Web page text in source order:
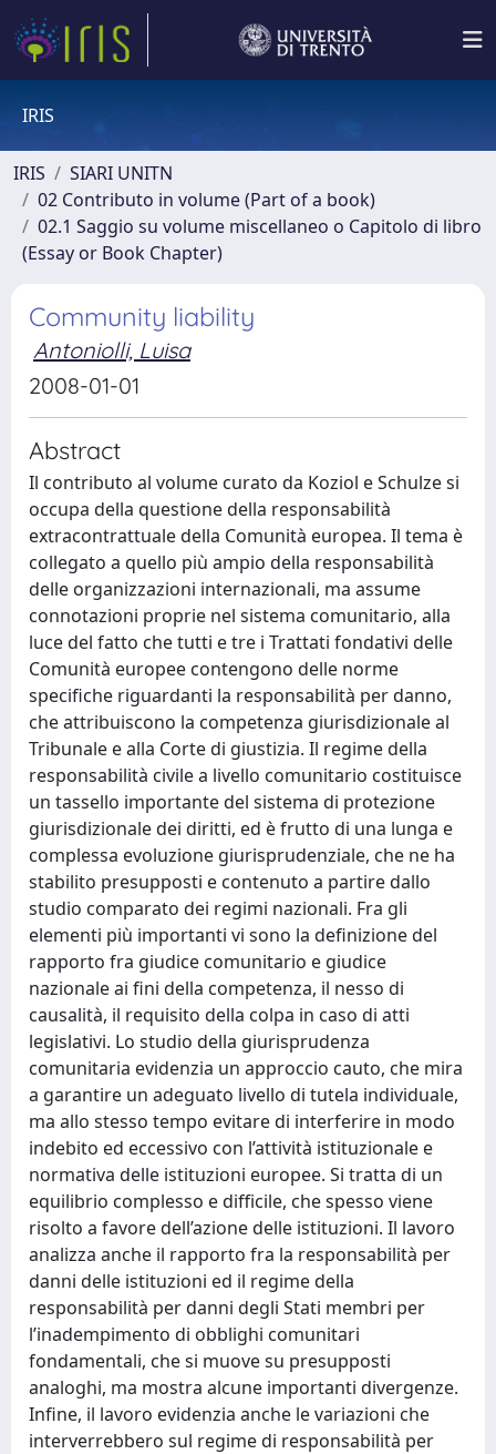
IRIS
IRIS
SIARI UNITN
02 Contributo in volume (Part of a book)
02.1 Saggio su volume miscellaneo o Capitolo di libro
(Essay or Book Chapter)
Community liability
Antoniolli, Luisa
2008-01-01
Abstract
Il contributo al volume curato da Koziol e Schulze si
occupa della questione della responsabilità
extracontrattuale della Comunità europea. Il tema è
collegato a quello più ampio della responsabilità
delle organizzazioni internazionali, ma assume
connotazioni proprie nel sistema comunitario, alla
luce del fatto che tutti e tre i Trattati fondativi delle
Comunità europee contengono delle norme
specifiche riguardanti la responsabilità per danno,
che attribuiscono la competenza giurisdizionale al
Tribunale e alla Corte di giustizia. Il regime della
responsabilità civile a livello comunitario costituisce
un tassello importante del sistema di protezione
giurisdizionale dei diritti, ed è frutto di una lunga e
complessa evoluzione giurisprudenziale, che ne ha
stabilito presupposti e contenuto a partire dallo
studio comparato dei regimi nazionali. Fra gli
elementi più importanti vi sono la definizione del
rapporto fra giudice comunitario e giudice
nazionale ai fini della competenza, il nesso di
causalità, il requisito della colpa in caso di atti
legislativi. Lo studio della giurisprudenza
comunitaria evidenzia un approccio cauto, che mira
a garantire un adeguato livello di tutela individuale,
ma allo stesso tempo evitare di interferire in modo
indebito ed eccessivo con l’attività istituzionale e
normativa delle istituzioni europee. Si tratta di un
equilibrio complesso e difficile, che spesso viene
risolto a favore dell’azione delle istituzioni. Il lavoro
analizza anche il rapporto fra la responsabilità per
danni delle istituzioni ed il regime della
responsabilità per danni degli Stati membri per
l’inadempimento di obblighi comunitari
fondamentali, che si muove su presupposti
analoghi, ma mostra alcune importanti divergenze.
Infine, il lavoro evidenzia anche le variazioni che
interverrebbero sul regime di responsabilità per